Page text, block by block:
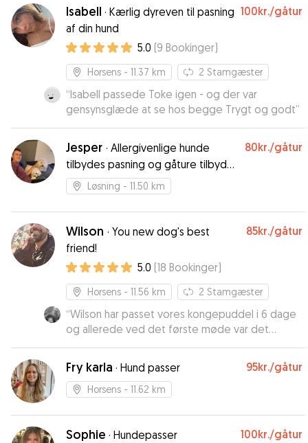
Isabell · Kærlig dyreven til pasning
af din hund
100kr./gåtur
5.0 (9 Bookinger)
Horsens - 11.37 km 2 Stamgæster
“Isabell passede Toke igen - og der var
gensynsglæde at se hos begge Trygt og godt”
Jesper · Allergivenlige hunde
tilbydes pasning og gåture tilbydes
til alle.
80kr./gåtur
Løsning - 11.50 km
Wilson · You new dog's best
friend!
85kr./gåtur
5.0 (18 Bookinger)
Horsens - 11.56 km 2 Stamgæster
“Wilson har passet vores kongepuddel i 6 dage
og allerede ved det første møde var det
åbenlyst at han havde en sjælden god kontakt til
Louis. Wilson spurgte engageret ind til Louis
vaner etc. Og vi fik opdateringer og billeder i
løbet af ugen. Vi har været trygge og vil varmt
dygtighed en anden gang om muligt.”
Fry karla · Hund passer 95kr./gåtur
Horsens - 11.62 km
Sophie · Hundepasser 100kr./gåtur